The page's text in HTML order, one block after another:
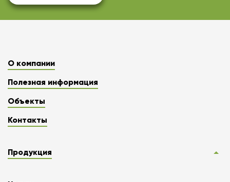
О компании
Полезная информация
Объекты
Контакты
Продукция